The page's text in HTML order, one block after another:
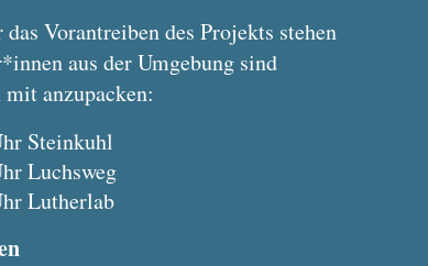
Vorantreiben des Projekts stehen
aus der Umgebung sind
anzupacken:
Steinkuhl
Luchsweg
Lutherlab